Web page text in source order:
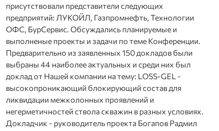
присутствовали представители следующих
предприятий: ЛУКОЙЛ, Газпромнефть, Технологии
ОФС, БурСервис. Обсуждались планируемые и
выполненые проекты и задачи по теме Конференции.
Предварительно из заявленных 150 докладов были
выбраны 44 наиболее актуальных и среди них был
доклад от Нашей компании на тему: LOSS-GEL -
высокопроникающий блокирующий состав для
ликвидации межколонных проявлений и
негерметичностей ствола скважин в разных условиях.
Докладчик - руководитель проекта Богапов Радмил